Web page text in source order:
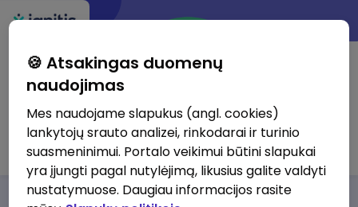
Ignitis grupės paslaugų centras UAB
http://www.ignitisgrupe.lt
🍪 Atsakingas duomenų
naudojimas
Mes naudojame slapukus (angl. cookies)
lankytojų srauto analizei, rinkodarai ir turinio
suasmeninimui. Portalo veikimui būtini slapukai
yra įjungti pagal nutylėjimą, likusius galite valdyti
nustatymuose. Daugiau informacijos rasite